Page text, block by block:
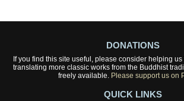
DONATIONS
If you find this site useful, please consider helping
translating more classic works from the Buddhist
freely available. Please support us on
QUICK LINKS